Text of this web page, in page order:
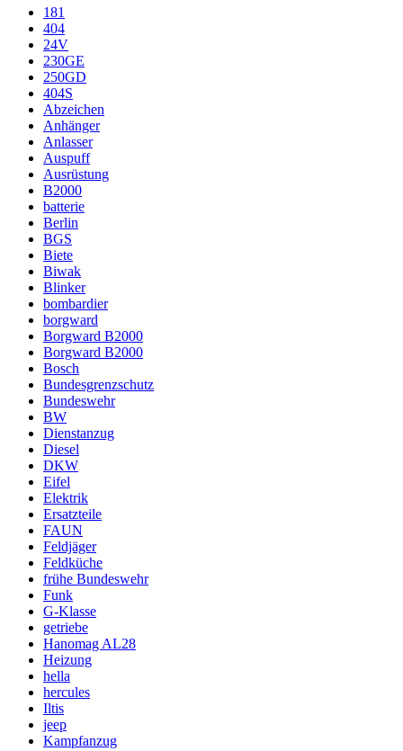
181
404
24V
230GE
250GD
404S
Abzeichen
Anhänger
Anlasser
Auspuff
Ausrüstung
B2000
batterie
Berlin
BGS
Biete
Biwak
Blinker
bombardier
borgward
Borgward B2000
Borgward B2000
Bosch
Bundesgrenzschutz
Bundeswehr
BW
Dienstanzug
Diesel
DKW
Eifel
Elektrik
Ersatzteile
FAUN
Feldjäger
Feldküche
frühe Bundeswehr
Funk
G-Klasse
getriebe
Hanomag AL28
Heizung
hella
hercules
Iltis
jeep
Kampfanzug